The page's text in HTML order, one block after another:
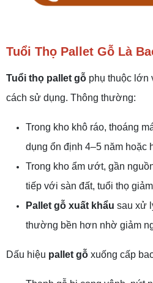
Tuổi Thọ Pallet Gỗ Là
Tuổi thọ pallet gỗ phụ thuộc lớn
cách sử dụng. Thông thường:
Trong kho khô ráo, thoáng
dụng ổn định 4–5 năm hoặc
Trong kho ẩm ướt, gần
tiếp với sàn đất, tuổi thọ
Pallet gỗ xuất khẩu sau xử
thường bền hơn nhờ giảm
Dấu hiệu pallet gỗ xuống cấp